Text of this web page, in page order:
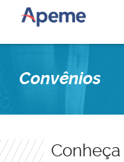
Convênios